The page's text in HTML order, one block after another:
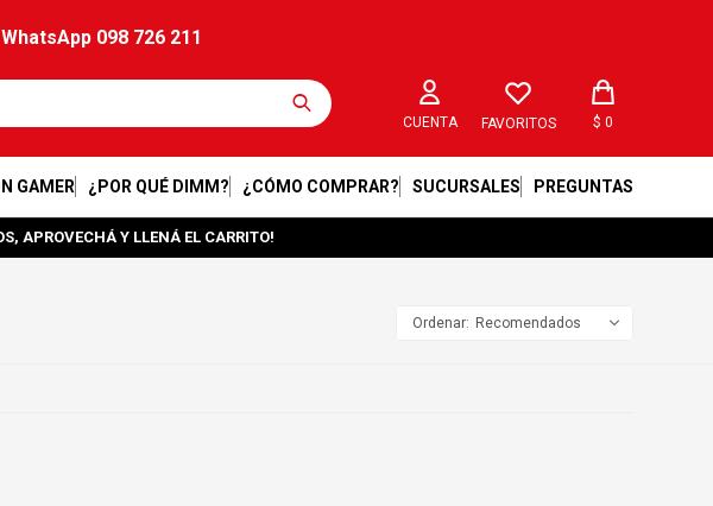
098 726 211
GAMER ¿POR QUÉ DIMM? ¿CÓMO COMPRAR? SUCURSALES PREGUNTAS
FAVORITOS $ 0
APROVECHÁ Y LLENÁ EL CARRITO!
Recomendados